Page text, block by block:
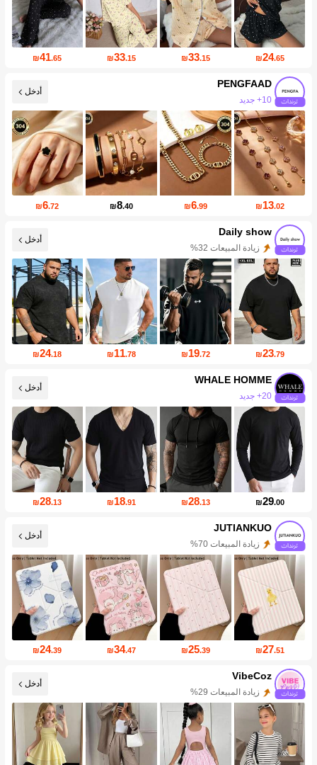
₪24.65
₪33.15
₪33.15
₪41.65
PENGFAAD
زيادة المتابعين 48%
أدخل
₪13.02
₪6.99
₪8.40
₪6.72
Daily show
زيادة المتابعين 416%
أدخل
₪23.79
₪19.72
₪11.78
₪24.18
WHALE HOMME
15K متابعين
أدخل
₪29.00
₪28.13
₪18.91
₪28.13
JUTIANKUO
زيادة المتابعين 342%
أدخل
₪27.51
₪25.39
₪34.47
₪24.39
VibeCoz
زيادة المتابعين 24%
أدخل